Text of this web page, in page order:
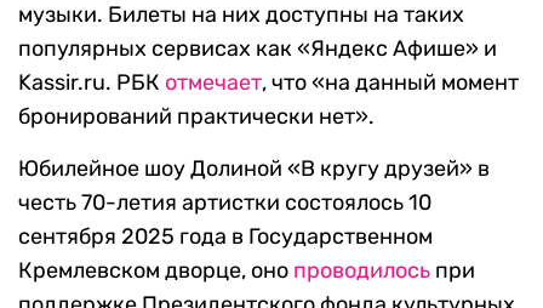
музыки. Билеты на них доступны на таких
популярных сервисах как «Яндекс Афише» и
Kassir.ru. РБК отмечает, что «на данный момент
бронирований практически нет».
Юбилейное шоу Долиной «В кругу друзей» в
честь 70-летия артистки состоялось 10
сентября 2025 года в Государственном
Кремлевском дворце, оно проводилось при